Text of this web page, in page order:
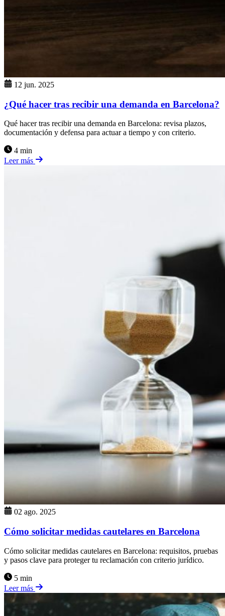
12 jun. 2025
¿Qué hacer tras recibir una demanda en Barcelona?
Qué hacer tras recibir una demanda en Barcelona: revisa plazos,
documentación y defensa para actuar a tiempo y con criterio.
4 min
Leer más
02 ago. 2025
Cómo solicitar medidas cautelares en Barcelona
Cómo solicitar medidas cautelares en Barcelona: requisitos, pruebas
y pasos clave para proteger tu reclamación con criterio jurídico.
5 min
Leer más